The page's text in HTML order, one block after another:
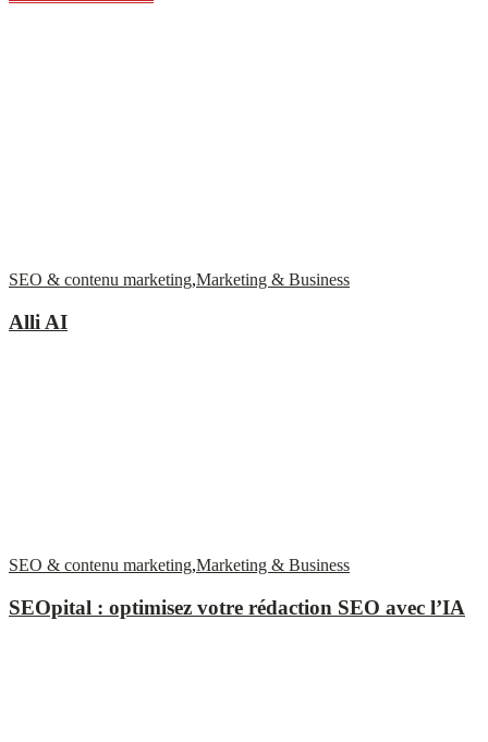
SEO & contenu marketing,Marketing & Business
Alli AI
SEO & contenu marketing,Marketing & Business
SEOpital : optimisez votre rédaction SEO avec l’IA